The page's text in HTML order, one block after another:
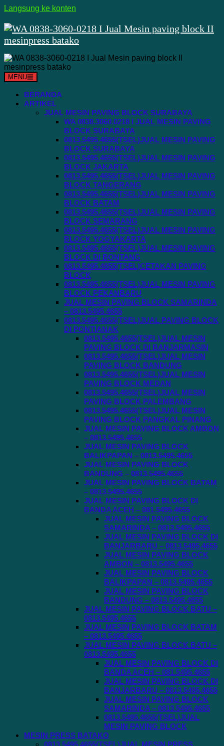
Langsung ke konten
MENU
BERANDA
ARTIKEL
JUAL MESIN PAVING BLOCK SURABAYA
WA 0838.3060.0218 I JUAL MESIN PAVING
BLOCK SURABAYA
0813.5495.4655(TSEL)JUAL MESIN PAVING
BLOCK SURABAYA
0813.5495.4655(TSEL)JUAL MESIN PAVING
BLOCK JAKARTA
0813.5495.4655(TSEL)JUAL MESIN PAVING
BLOCK TANGERANG
0813.5495.4655(TSEL)JUAL MESIN PAVING
BLOCK BATAM
0813.5495.4655(TSEL)JUAL MESIN PAVING
BLOCK SEMARANG
0813.5495.4655(TSEL)JUAL MESIN PAVING
BLOCK YOGYAKARTA
0813.5495.4655(TSEL)JUAL MESIN PAVING
BLOCK DI BONTANG
0813.5495.4655(TSEL)CETAKAN PAVING
BLOCK
0813.5495.4655(TSEL)JUAL MESIN PAVING
BLOCK PEKANBARU
JUAL MESIN PAVING BLOCK SAMARINDA
– 0813.5495.4655
0813.5495.4655(TSEL)JUAL PAVING BLOCK
DI PONTIANAK
0813.5495.4655(TSEL)JUAL MESIN
PAVING BLOCK DI BANJARMASIN
0813.5495.4655(TSEL)JUAL MESIN
PAVING BLOCK BANDUNG
0813.5495.4655(TSEL)JUAL MESIN
PAVING BLOCK MEDAN
0813.5495.4655(TSEL)JUAL MESIN
PAVING BLOCK PALEMBANG
0813.5495.4655(TSEL)JUAL MESIN
PAVING BLOCK PANGKAL PINANG
JUAL MESIN PAVING BLOCK AMBON
– 0813.5495.4655
JUAL MESIN PAVING BLOCK
BALIKPAPAN – 0813.5495.4655
JUAL MESIN PAVING BLOCK
BANDUNG – 0813.5495.4655
JUAL MESIN PAVING BLOCK BATAM
– 0813.5495.4655
JUAL MESIN PAVING BLOCK DI
BANDA ACEH – 081.5495.4655
JUAL MESIN PAVING BLOCK
SAMARINDA – 0813.5495.4655
JUAL MESIN PAVING BLOCK DI
BANJARBARU – 0813.5495.4655
JUAL MESIN PAVING BLOCK
AMBON – 0813.5495.4655
JUAL MESIN PAVING BLOCK
BALIKPAPAN – 0813.5495.4655
JUAL MESIN PAVING BLOCK
BANDUNG – 0813.5495.4655
JUAL MESIN PAVING BLOCK BATU –
0813.5495.4655
JUAL MESIN PAVING BLOCK BATAM
– 0813.5495.4655
JUAL MESIN PAVING BLOCK BATU –
0813.5495.4655
JUAL MESIN PAVING BLOCK DI
BANDA ACEH – 081.5495.4655
JUAL MESIN PAVING BLOCK DI
BANJARBARU – 0813.5495.4655
JUAL MESIN PAVING BLOCK
SAMARINDA – 0813.5495.4655
0813.5495.4655(TSEL)JUAL
MESIN PAVING BLOCK
MESIN PRESS BATAKO
0813.5495.4655(TSEL)JUAL MESIN PRESS